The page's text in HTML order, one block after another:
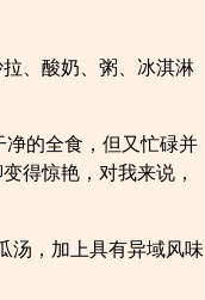
、酸奶、粥、冰淇淋
的全食，但又忙碌并
得惊艳，对我来说，
汤，加上具有异域风味